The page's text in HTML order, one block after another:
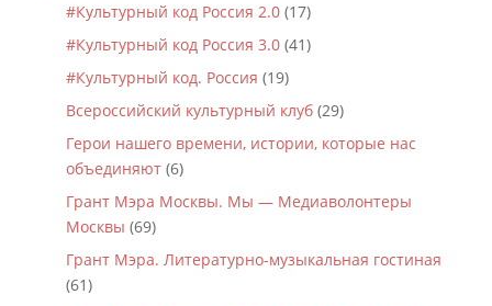
#Культурный код Россия 2.0(17)
#Культурный код Россия 3.0(41)
#Культурный код. Россия (19)
Всероссийский культурный клуб(29)
Герои нашего времени, истории, которые нас
объединяют(6)
Грант Мэра Москвы. Мы — Медиаволонтеры
Москвы (69)
Грант Мэра. Литературно-музыкальная гостиная
(61)